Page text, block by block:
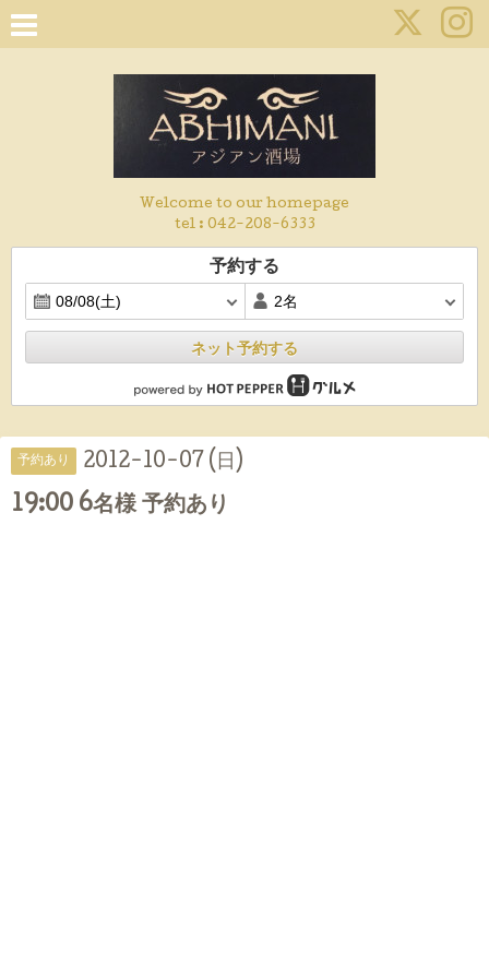
Welcome to our homepage
tel : 042-208-6333
予約する
ネット予約する
予約あり 2012-10-07 (日)
19:00 6名様 予約あり